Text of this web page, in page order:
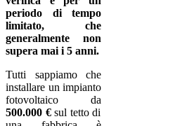
periodo di tempo
limitato, che
generalmente non
supera mai i 5 anni.
Tutti sappiamo che
installare un impianto
fotovoltaico da
500.000 €sul tetto di